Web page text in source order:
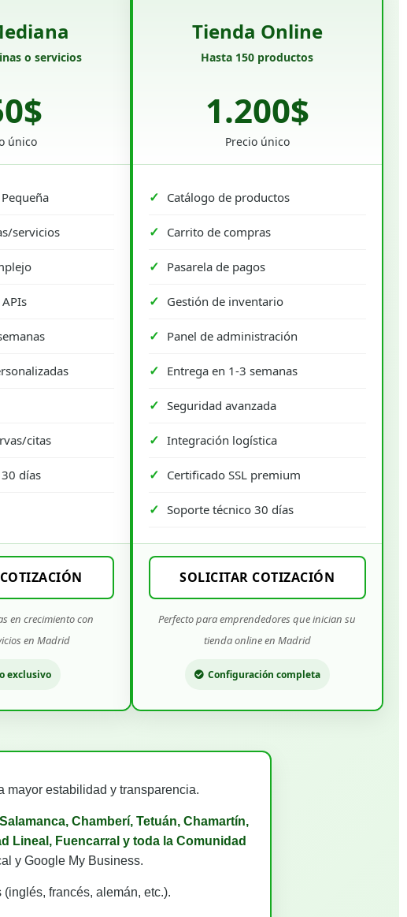
o servicios
único
servicios
citas
días
en crecimiento con
en Madrid
exclusivo
Tienda Online
Hasta 150 productos
1.200$
Precio único
Catálogo de productos
Carrito de compras
Pasarela de pagos
Gestión de inventario
Panel de administración
Entrega en 1-3 semanas
Seguridad avanzada
Integración logística
Certificado SSL premium
Soporte técnico 30 días
SOLICITAR COTIZACIÓN
Perfecto para emprendedores que inician su
tienda online en Madrid
Configuración completa
mayor estabilidad y transparencia.
Chamberí, Tetuán, Chamartín,
Lineal, Fuencarral y toda la Comunidad
y Google My Business.
francés, alemán, etc.).